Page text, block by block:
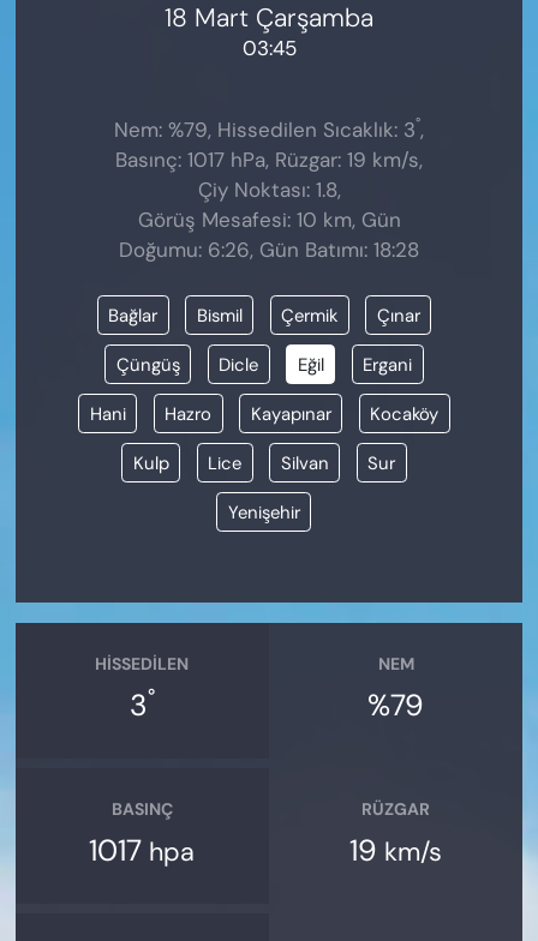
18 Mart Çarşamba
03:45
Nem: %79, Hissedilen Sıcaklık: 3°,
Basınç: 1017 hPa, Rüzgar: 19 km/s,
Çiy Noktası: 1.8,
Görüş Mesafesi: 10 km, Gün
Doğumu: 6:26, Gün Batımı: 18:28
Bağlar Bismil Çermik Çınar
Çüngüş Dicle Eğil Ergani
Hani Hazro Kayapınar Kocaköy
Kulp Lice Silvan Sur
Yenişehir
HISSEDILEN
3°
NEM
%79
BASINÇ
1017 hpa
RÜZGAR
19 km/s